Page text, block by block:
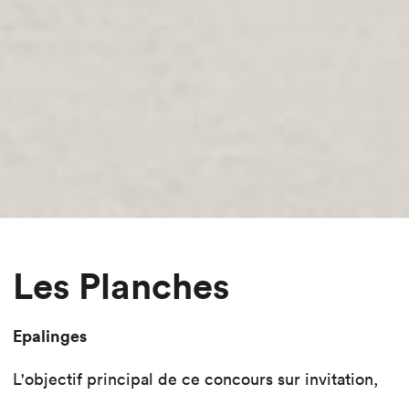
Les Planches
Epalinges
L'objectif principal de ce concours sur invitation,